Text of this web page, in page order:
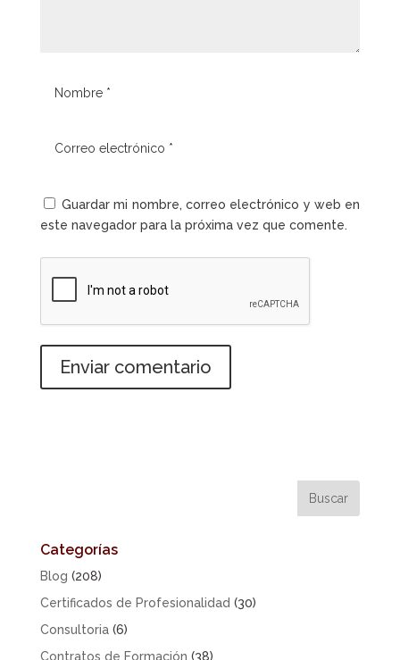
Guardar mi nombre, correo electrónico y web en
este navegador para la próxima vez que comente.
Categorías
Blog (208)
Certificados de Profesionalidad (30)
Consultoria(6)
Contratos de Formación (38)